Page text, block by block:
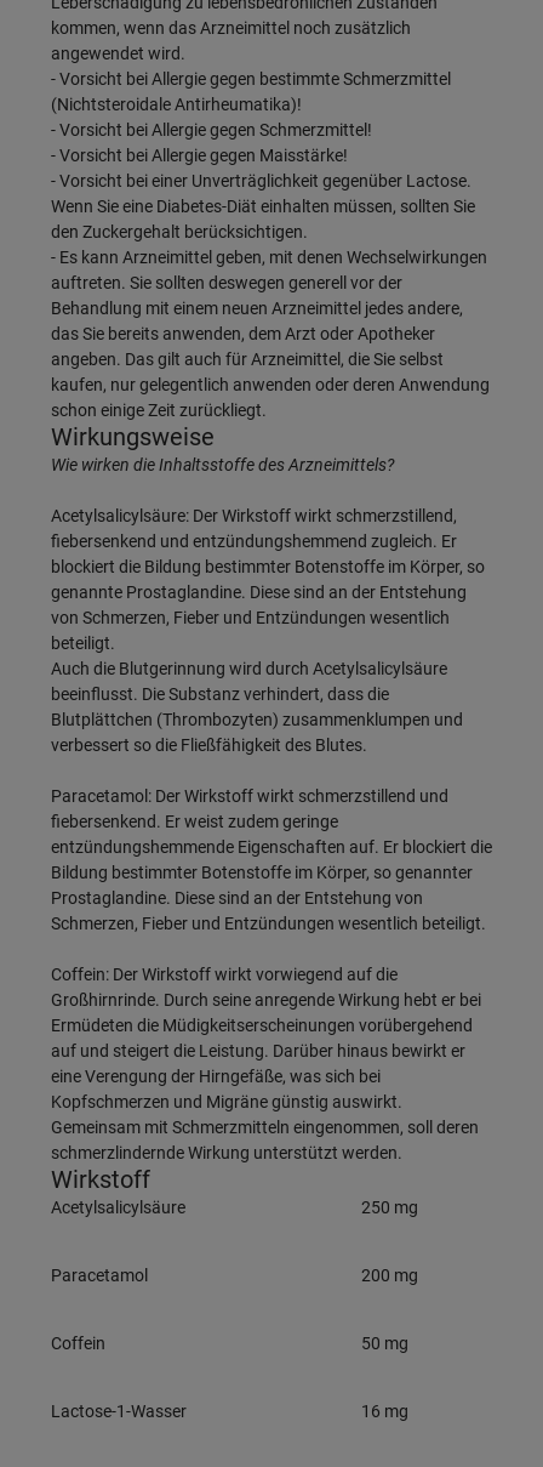
kommen, wenn das Arzneimittel noch zusätzlich
angewendet wird.
- Vorsicht bei Allergie gegen bestimmte Schmerzmittel
(Nichtsteroidale Antirheumatika)!
- Vorsicht bei Allergie gegen Schmerzmittel!
- Vorsicht bei Allergie gegen Maisstärke!
- Vorsicht bei einer Unverträglichkeit gegenüber Lactose.
Wenn Sie eine Diabetes-Diät einhalten müssen, sollten Sie
den Zuckergehalt berücksichtigen.
- Es kann Arzneimittel geben, mit denen Wechselwirkungen
auftreten. Sie sollten deswegen generell vor der
Behandlung mit einem neuen Arzneimittel jedes andere,
das Sie bereits anwenden, dem Arzt oder Apotheker
angeben. Das gilt auch für Arzneimittel, die Sie selbst
kaufen, nur gelegentlich anwenden oder deren Anwendung
schon einige Zeit zurückliegt.
Wirkungsweise
Wie wirken die Inhaltsstoffe des Arzneimittels?
Acetylsalicylsäure: Der Wirkstoff wirkt schmerzstillend,
fiebersenkend und entzündungshemmend zugleich. Er
blockiert die Bildung bestimmter Botenstoffe im Körper, so
genannte Prostaglandine. Diese sind an der Entstehung
von Schmerzen, Fieber und Entzündungen wesentlich
beteiligt.
Auch die Blutgerinnung wird durch Acetylsalicylsäure
beeinflusst. Die Substanz verhindert, dass die
Blutplättchen (Thrombozyten) zusammenklumpen und
verbessert so die Fließfähigkeit des Blutes.
Paracetamol: Der Wirkstoff wirkt schmerzstillend und
fiebersenkend. Er weist zudem geringe
entzündungshemmende Eigenschaften auf. Er blockiert die
Bildung bestimmter Botenstoffe im Körper, so genannter
Prostaglandine. Diese sind an der Entstehung von
Schmerzen, Fieber und Entzündungen wesentlich beteiligt.
Coffein: Der Wirkstoff wirkt vorwiegend auf die
Großhirnrinde. Durch seine anregende Wirkung hebt er bei
Ermüdeten die Müdigkeitserscheinungen vorübergehend
auf und steigert die Leistung. Darüber hinaus bewirkt er
eine Verengung der Hirngefäße, was sich bei
Kopfschmerzen und Migräne günstig auswirkt.
Gemeinsam mit Schmerzmitteln eingenommen, soll deren
schmerzlindernde Wirkung unterstützt werden.
Wirkstoff
Acetylsalicylsäure 250 mg
Paracetamol 200 mg
Coffein 50 mg
Lactose-1-Wasser 16 mg